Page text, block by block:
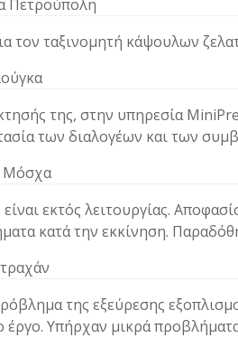
Πετρούπολη
τον ταξινομητή κάψουλων
της, στην υπηρεσία
των διαλογέων και των
Μόσχα
εκτός λειτουργίας.
κατά την εκκίνηση.
της εξεύρεσης
έργο. Υπήρχαν μικρά